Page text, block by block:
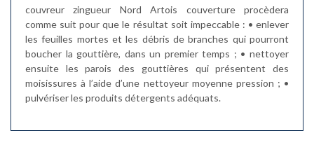
couvreur zingueur Nord Artois couverture procèdera
comme suit pour que le résultat soit impeccable : • enlever
les feuilles mortes et les débris de branches qui pourront
boucher la gouttière, dans un premier temps ; • nettoyer
ensuite les parois des gouttières qui présentent des
moisissures à l’aide d’une nettoyeur moyenne pression ; •
pulvériser les produits détergents adéquats.